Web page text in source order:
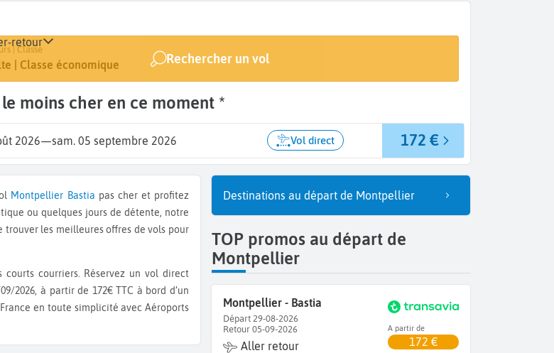
(MPL) Bastia (BIA)
- 5 sept.
| Classe
| Classe économique Rechercher un vol
retour
le moins cher en ce moment *
2026—sam. 05 septembre 2026 Vol direct 172 €
Montpellier Bastia pas cher et profitez
ou quelques jours de détente, notre
trouver les meilleures offres de vols pour
courts courriers. Réservez un vol direct
2026, à partir de 172€ TTC à bord d’un
en toute simplicité avec Aéroports
Destinations au départ de Montpellier
TOP promos au départ de
Montpellier
Montpellier - Bastia
Départ 29-08-2026
Retour 05-09-2026
Aller retour
A partir de
172 €